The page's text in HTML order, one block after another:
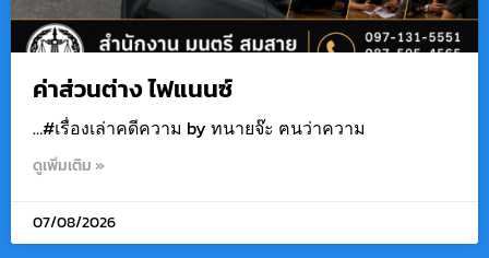
ค่าส่วนต่าง ไฟแนนซ์
…#เรื่องเล่าคดีความ by ทนายจ๊ะ ฅนว่าความ
ดูเพิ่มเติม »
07/08/2026